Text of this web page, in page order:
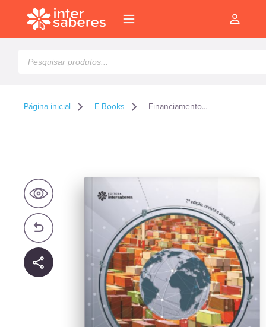
produtos
Página inicial E-Books Financiamento ao comércio exterior: o que uma empresa precisa saber – E-book